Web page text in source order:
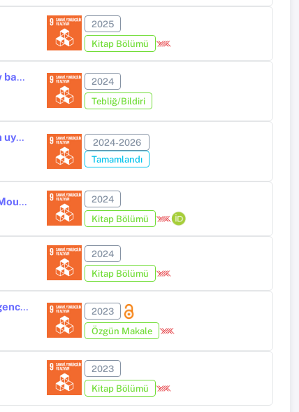
2025
Kitap Bölümü
Learning machines for quantitative detection and decision of lateral flow based biosensor
2024
Tebliğ/Bildiri
Nanosensör ve makine öğrenmesi entegrasyonu ile yeni nesil virüs erken uyarı sensörleri geliştirilmesi
2024-2026
Tamamlandı
Nanomaterials, Neurotoxicity, and Settlement Model From Lowlands to Mountains
2024
Kitap Bölümü
2024
Kitap Bölümü
Orthopedic surgeons’ attitudes and expectations toward artificial intelligence: A national survey study
2023
Özgün Makale
2023
Kitap Bölümü